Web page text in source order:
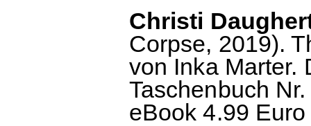
Christi
Corpse, 2019).
von Inka Marter.
Taschenbuch
eBook 4.99